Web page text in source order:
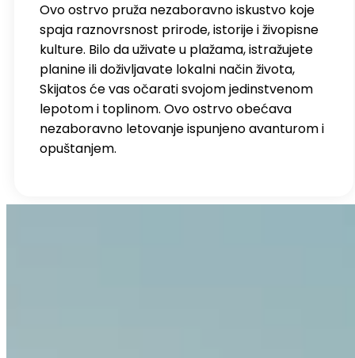
Ovo ostrvo pruža nezaboravno iskustvo koje
spaja raznovrsnost prirode, istorije i živopisne
kulture. Bilo da uživate u plažama, istražujete
planine ili doživljavate lokalni način života,
Skijatos će vas očarati svojom jedinstvenom
lepotom i toplinom. Ovo ostrvo obećava
nezaboravno letovanje ispunjeno avanturom i
opuštanjem.